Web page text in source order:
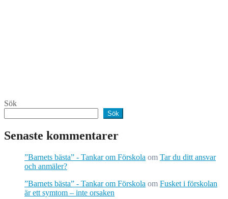
Sök
Sök
Senaste kommentarer
”Barnets bästa” - Tankar om Förskola om Tar du ditt ansvar
och anmäler?
”Barnets bästa” - Tankar om Förskola om Fusket i förskolan
är ett symtom – inte orsaken